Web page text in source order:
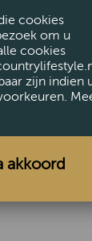
knoopsluiting ”
cookies
om u
cookies
zijn indien
akkoord